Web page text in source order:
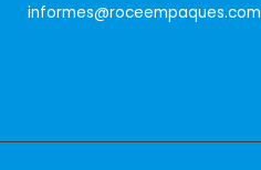
informes@roceempaques.com